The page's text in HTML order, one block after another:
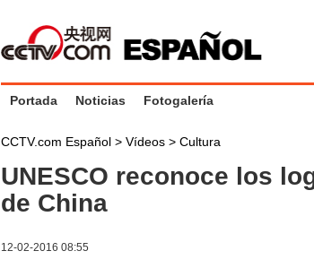
Portada Noticias Fotogalería
CCTV.com Español > Vídeos > Cultura
UNESCO reconoce los
de China
12-02-2016 08:55